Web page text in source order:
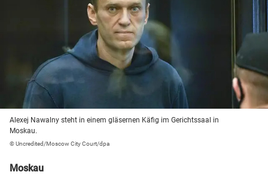
Alexej Nawalny steht in einem gläsernen Käfig im Gerichtssaal in
Moskau.
© Uncredited/Moscow City Court/dpa
Moskau